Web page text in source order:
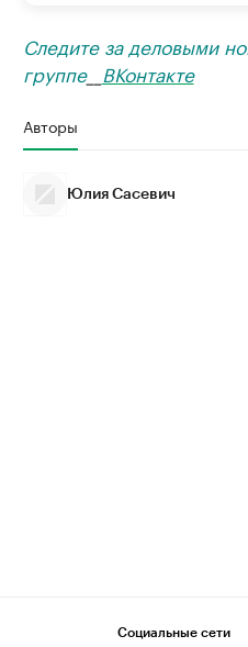
Следите за деловыми
группе__ ВКонтакте
Авторы
Юлия Сасевич
Социальные сети